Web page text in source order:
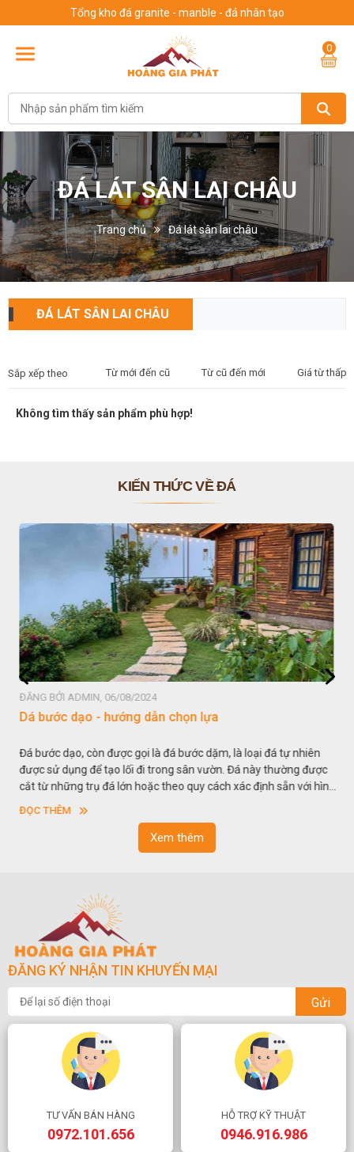
Tổng kho đá granite - manble - đá nhân tạo
0
ĐÁ LÁT SÂN LAI CHÂU
Trang chủ Đá lát sân lai châu
ĐÁ LÁT SÂN LAI CHÂU
Sắp xếp theo Từ mới đến cũ Từ cũ đến mới Giá từ thấp
Không tìm thấy sản phẩm phù hợp!
KIẾN THỨC VỀ ĐÁ
ĐĂNG BỞI ADMIN, 06/08/2024
Dá bước dạo - hướng dẫn chọn lựa
Đá bước dạo, còn được gọi là đá bước dặm, là loại đá tự nhiên
được sử dụng để tạo lối đi trong sân vườn. Đá này thường được
cắt từ những trụ đá lớn hoặc theo quy cách xác định sẵn với hình
vuông hoặc hình chữ nhật và có độ dày khác nhau.
ĐỌC THÊM
Xem thêm
ĐĂNG KÝ NHẬN TIN KHUYẾN MẠI
Gửi
TƯ VẤN BÁN HÀNG
0972.101.656
HỖ TRỢ KỸ THUẬT
0946.916.986